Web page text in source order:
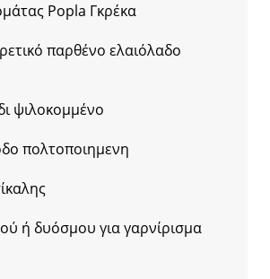
Popla Γκρέκα
παρθένο ελαιόλαδο
ψιλοκομμένο
πολτοποιημενη
ή δυόσμου για γαρνίρισμα